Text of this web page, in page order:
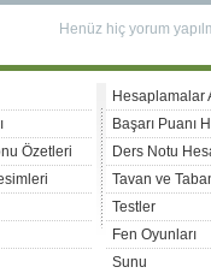
Henüz hiç yorum
Özetleri
Hesaplamalar
Başarı Puanı
Ders Notu
Tavan ve
Testler
Fen Oyunları
Sunu